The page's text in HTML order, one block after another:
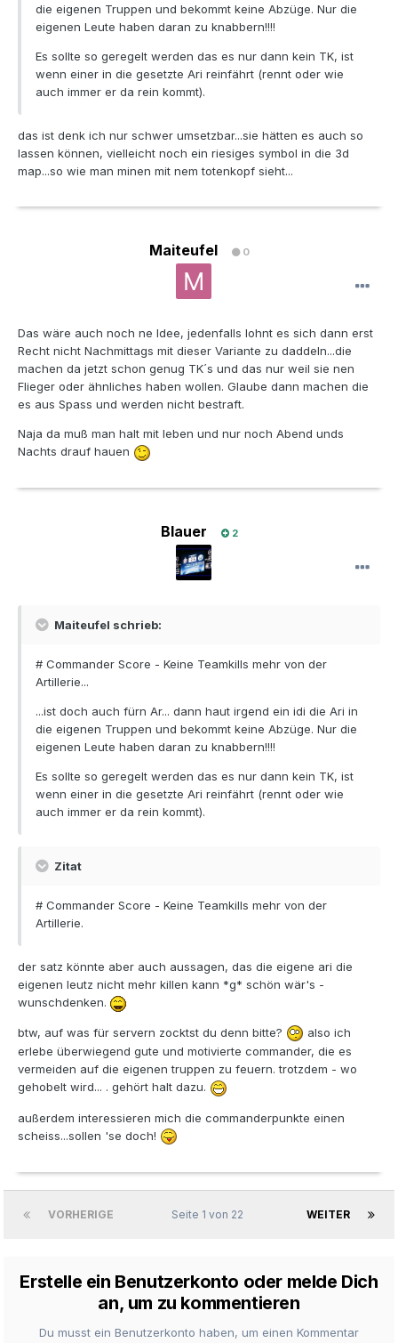
die eigenen Truppen und bekommt keine Abzüge. Nur die
eigenen Leute haben daran zu knabbern!!!!
Es sollte so geregelt werden das es nur dann kein TK, ist
wenn einer in die gesetzte Ari reinfährt (rennt oder wie
auch immer er da rein kommt).
das ist denk ich nur schwer umsetzbar...sie hätten es auch so
lassen können, vielleicht noch ein riesiges symbol in die 3d
map...so wie man minen mit nem totenkopf sieht...
Maiteufel 0
Das wäre auch noch ne Idee, jedenfalls lohnt es sich dann erst
Recht nicht Nachmittags mit dieser Variante zu daddeln...die
machen da jetzt schon genug TK´s und das nur weil sie nen
Flieger oder ähnliches haben wollen. Glaube dann machen die
es aus Spass und werden nicht bestraft.
Naja da muß man halt mit leben und nur noch Abend unds
Nachts drauf hauen
Blauer 2
Maiteufel schrieb:
# Commander Score - Keine Teamkills mehr von der
Artillerie...
...ist doch auch fürn Ar... dann haut irgend ein idi die Ari in
die eigenen Truppen und bekommt keine Abzüge. Nur die
eigenen Leute haben daran zu knabbern!!!!
Es sollte so geregelt werden das es nur dann kein TK, ist
wenn einer in die gesetzte Ari reinfährt (rennt oder wie
auch immer er da rein kommt).
Zitat
# Commander Score - Keine Teamkills mehr von der
Artillerie.
der satz könnte aber auch aussagen, das die eigene ari die
eigenen leutz nicht mehr killen kann *g* schön wär's -
wunschdenken.
btw, auf was für servern zocktst du denn bitte?
also ich
erlebe überwiegend gute und motivierte commander, die es
vermeiden auf die eigenen truppen zu feuern. trotzdem - wo
gehobelt wird... . gehört halt dazu.
außerdem interessieren mich die commanderpunkte einen
scheiss...sollen 'se doch!
VORHERIGE WEITER
Seite 1 von 22
Erstelle ein Benutzerkonto oder melde Dich
an, um zu kommentieren
Du musst ein Benutzerkonto haben, um einen Kommentar